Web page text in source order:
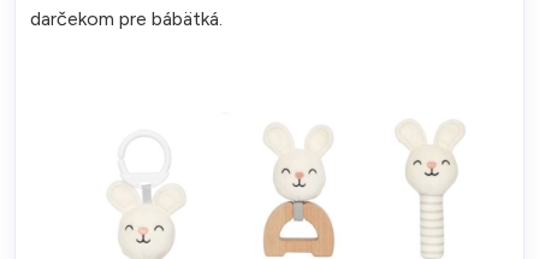
darčekom pre bábätká.